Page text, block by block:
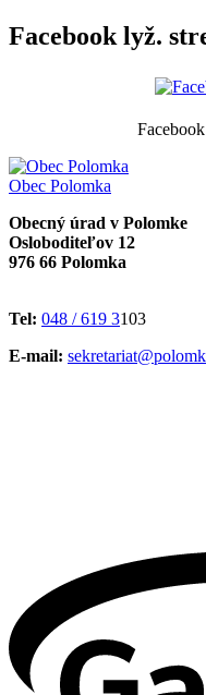
Facebook lyž.
Obec Polomka
Obecný úrad v Polomke
Osloboditeľov 12
976 66 Polomka
Tel: 048 / 619 3103
E-mail: